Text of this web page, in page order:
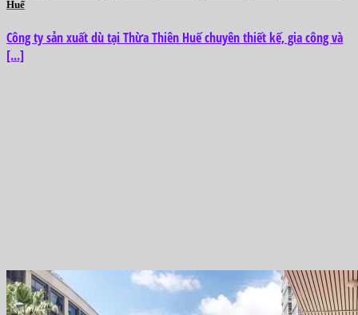
Huế
Công ty sản xuất dù tại Thừa Thiên Huế chuyên thiết kế, gia công và
[...]